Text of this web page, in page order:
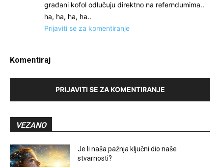
građani kofol odlučuju direktno na referndumima..
ha, ha, ha, ha..
Prijaviti se za komentiranje
Komentiraj
PRIJAVITI SE ZA KOMENTIRANJE
VEZANO
Je li naša pažnja ključni dio naše
stvarnosti?